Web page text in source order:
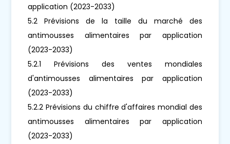
application (2023-2033)
5.2 Prévisions de la taille du marché des
antimousses alimentaires par application
(2023-2033)
5.2.1 Prévisions des ventes mondiales
d'antimousses alimentaires par application
(2023-2033)
5.2.2 Prévisions du chiffre d'affaires mondial des
antimousses alimentaires par application
(2023-2033)